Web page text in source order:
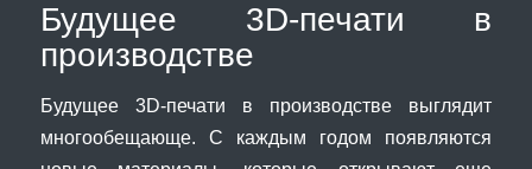
Будущее 3D-печати в
производстве
Будущее 3D-печати в производстве выглядит
многообещающе. С каждым годом появляются